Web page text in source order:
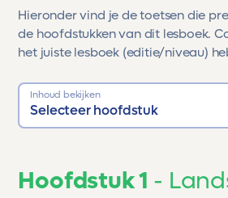
Hieronder vind je de toetsen die
de hoofdstukken van dit lesboek.
het juiste lesboek (editie/niveau)
Inhoud bekijken
Selecteer hoofdstuk
Hoofdstuk 1